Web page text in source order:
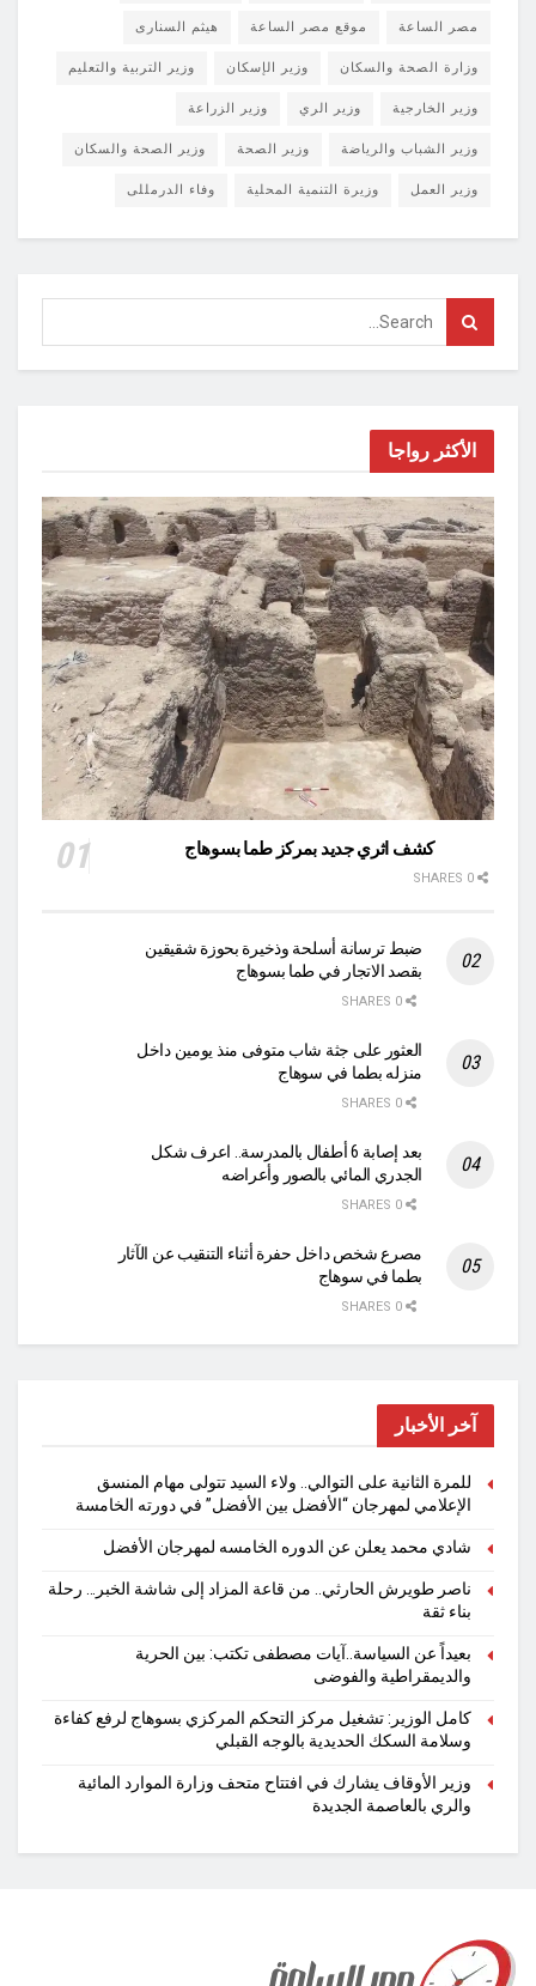
مصر الساعة موقع مصر الساعة هيثم السنارى
وزارة الصحة والسكان وزير الإسكان وزير التربية والتعليم
وزير الخارجية وزير الري وزير الزراعة
وزير الشباب والرياضة وزير الصحة وزير الصحة والسكان
وزير العمل وزيرة التنمية المحلية وفاء الدرمللى
الأكثر رواجا
كشف اثري جديد بمركز طما بسوهاج
ضبط ترسانة أسلحة وذخيرة بحوزة شقيقين
بقصد الاتجار في طما بسوهاج
العثور على جثة شاب متوفى منذ يومين داخل
منزله بطما في سوهاج
بعد إصابة 6 أطفال بالمدرسة.. اعرف شكل
الجدري المائي بالصور وأعراضه
مصرع شخص داخل حفرة أثناء التنقيب عن الآثار
بطما في سوهاج
آخر الأخبار
للمرة الثانية على التوالي.. ولاء السيد تتولى مهام المنسق
الإعلامي لمهرجان “الأفضل بين الأفضل” في دورته الخامسة
شادي محمد يعلن عن الدوره الخامسه لمهرجان الأفضل
ناصر طويرش الحارثي.. من قاعة المزاد إلى شاشة الخبر… رحلة
بناء ثقة
بعيداً عن السياسة..آيات مصطفى تكتب: بين الحرية
والديمقراطية والفوضى
كامل الوزير: تشغيل مركز التحكم المركزي بسوهاج لرفع كفاءة
وسلامة السكك الحديدية بالوجه القبلي
وزير الأوقاف يشارك في افتتاح متحف وزارة الموارد المائية
والري بالعاصمة الجديدة